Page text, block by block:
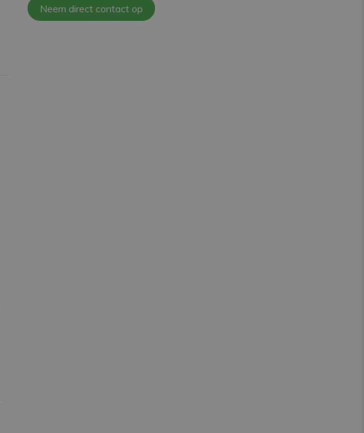
Neem direct contact op